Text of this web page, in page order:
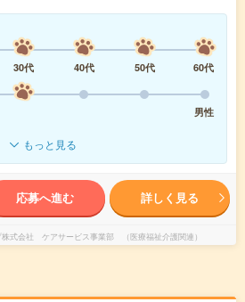
30代 40代 50代
60代
男性
もっと見る
応募へ進む 詳しく見る
株式会社 ケアサービス事業部 （医療福祉介護関連）